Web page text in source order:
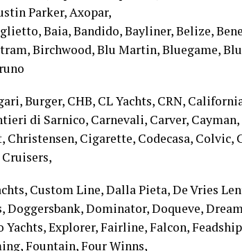
Parker, Axopar,
Baia, Bandido, Bayliner, Belize,
Birchwood, Blu Martin, Bluegame,
Burger, CHB, CL Yachts, CRN,
di Sarnico, Carnevali, Carver,
Christensen, Cigarette, Codecasa, Colvic,
Custom Line, Dalla Pieta, De Vries
Doggersbank, Dominator, Doqueve,
Yachts, Explorer, Fairline, Falcon,
Fountain, Four Winns,